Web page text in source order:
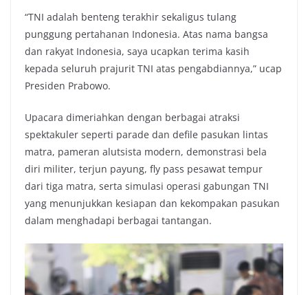
“TNI adalah benteng terakhir sekaligus tulang
punggung pertahanan Indonesia. Atas nama bangsa
dan rakyat Indonesia, saya ucapkan terima kasih
kepada seluruh prajurit TNI atas pengabdiannya,” ucap
Presiden Prabowo.
Upacara dimeriahkan dengan berbagai atraksi
spektakuler seperti parade dan defile pasukan lintas
matra, pameran alutsista modern, demonstrasi bela
diri militer, terjun payung, fly pass pesawat tempur
dari tiga matra, serta simulasi operasi gabungan TNI
yang menunjukkan kesiapan dan kekompakan pasukan
dalam menghadapi berbagai tantangan.